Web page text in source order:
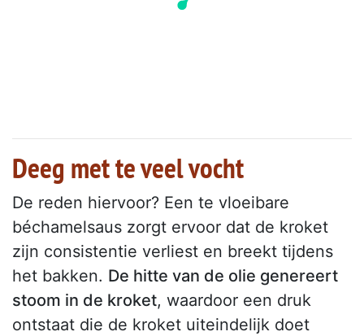
Deeg met te veel vocht
De reden hiervoor? Een te vloeibare
béchamelsaus zorgt ervoor dat de kroket
zijn consistentie verliest en breekt tijdens
het bakken. De hitte van de olie genereert
stoom in de kroket, waardoor een druk
ontstaat die de kroket uiteindelijk doet